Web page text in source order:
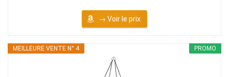
→ Voir le prix
PROMO
MEILLEURE VENTE N° 4